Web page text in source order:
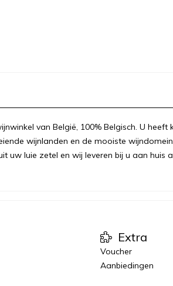
van België, 100% Belgisch. U heeft
wijnlanden en de mooiste
uw luie zetel en wij leveren bij u aan huis
Extra
Voucher
Aanbiedingen